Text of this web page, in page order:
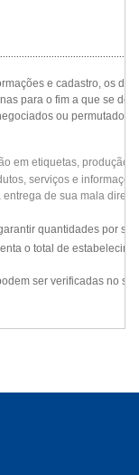
e cadastro, os
para o fim a que se
ou permutados
em etiquetas, produção
serviços e
de sua mala
quantidades por
o total de
ser verificadas no